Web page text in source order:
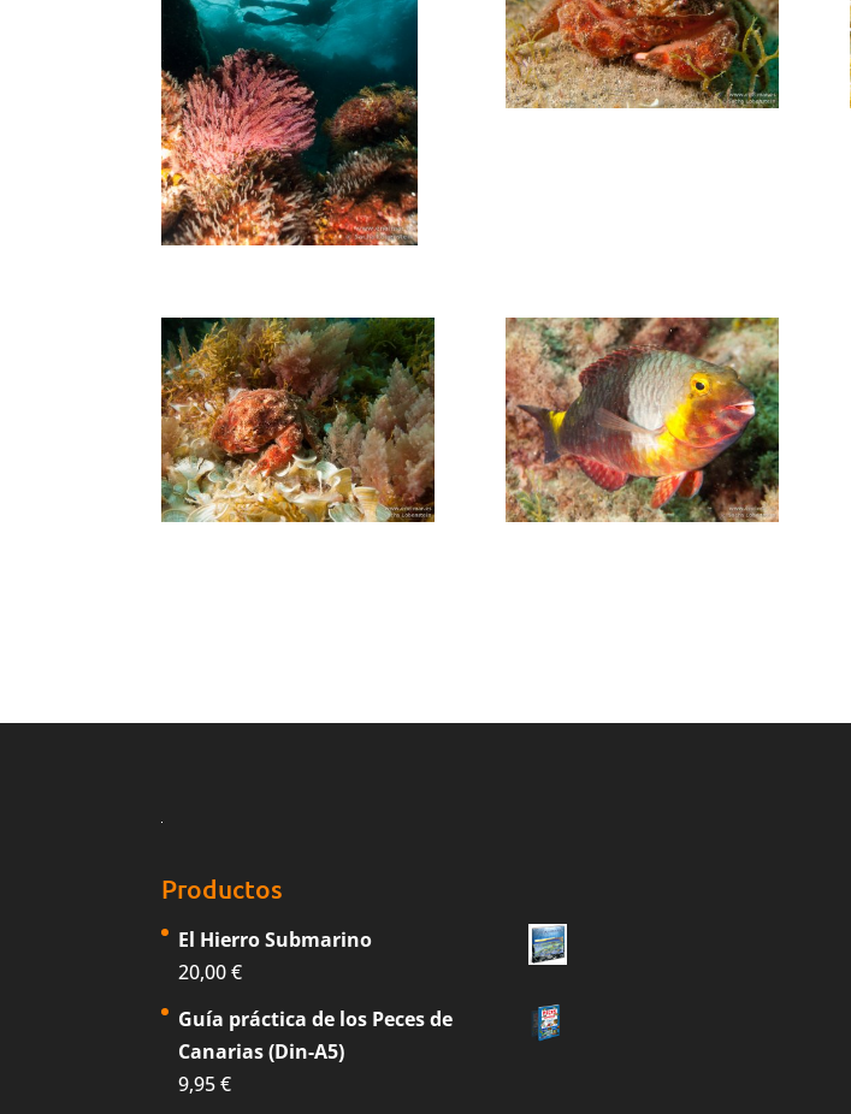
Productos
El Hierro Submarino
20,00€
Guía práctica de los Peces de
Canarias (Din-A5)
9,95€